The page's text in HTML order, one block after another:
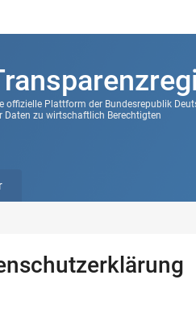
offizielle Plattform der Bundesrepublik
Daten zu wirtschaftlich Berechtigten